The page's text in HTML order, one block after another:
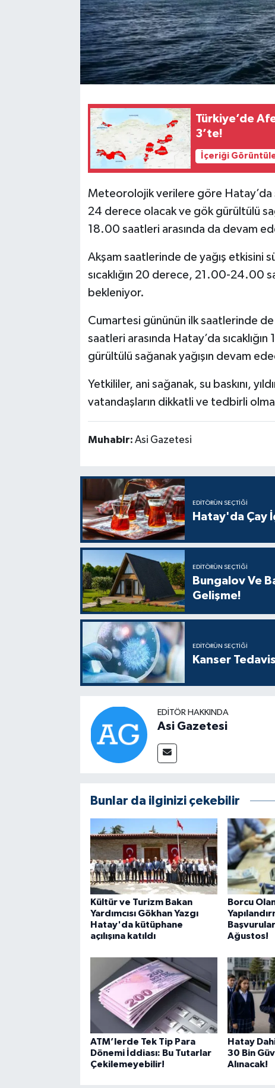
Türkiye’de
3’te!
İçeriği
Meteorolojik verilere göre Hatay’da
24 derece olacak ve gök gürültülü
18.00 saatleri arasında da devam
Akşam saatlerinde de yağış etkisini
sıcaklığın 20 derece, 21.00-24.00
bekleniyor.
Cumartesi gününün ilk saatlerinde
saatleri arasında Hatay’da
gürültülü sağanak yağışın devam
Yetkililer, ani sağanak, su baskını,
vatandaşların dikkatli ve tedbirli
Muhabir: Asi Gazetesi
EDITÖRÜN SEÇTIĞI
Hatay'da Çay
EDITÖRÜN SEÇTIĞI
Bungalov Ve
Gelişme!
EDITÖRÜN SEÇTIĞI
Kanser
EDITÖR HAKKINDA
Asi Gazetesi
Bunlar da ilginizi çekebilir
Kültür ve Turizm Bakan
Yardımcısı Gökhan Yazgı
Hatay'da kütüphane
açılışına katıldı
Borcu
Ağustos!
ATM’lerde Tek Tip Para
Dönemi İddiası: Bu Tutarlar
Çekilemeyebilir!
Hatay
30 Bin
Alınacak!